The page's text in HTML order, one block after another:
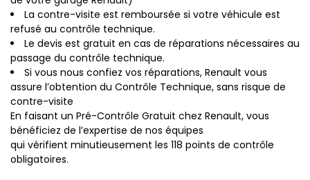
La contre-visite est remboursée si votre véhicule est
refusé au contrôle technique.
Le devis est gratuit en cas de réparations nécessaires au
passage du contrôle technique.
Si vous nous confiez vos réparations, Renault vous
assure l’obtention du Contrôle Technique, sans risque de
contre-visite
En faisant un Pré-Contrôle Gratuit chez Renault, vous
bénéficiez de l’expertise de nos équipes
qui vérifient minutieusement les 118 points de contrôle
obligatoires.